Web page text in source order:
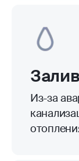
Залив
Из-за